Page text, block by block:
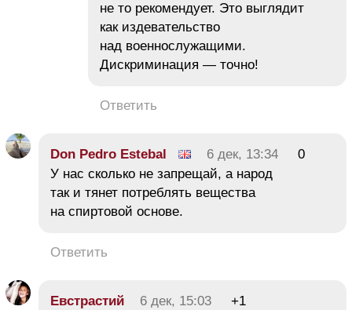
не то рекомендует. Это выглядит
как издевательство
над военнослужащими.
Дискриминация — точно!
Ответить
Don Pedro Estebal 6 дек, 13:34
0
У нас сколько не запрещай, а народ
так и тянет потреблять вещества
на спиртовой основе.
Ответить
Евстрастий 6 дек, 15:03
+1